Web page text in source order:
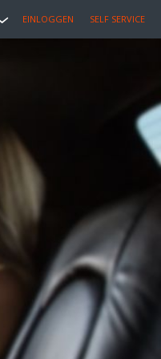
EINLOGGEN SELF SERVICE